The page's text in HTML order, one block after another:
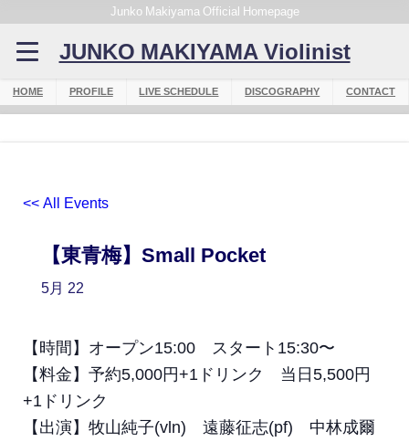
Junko Makiyama Official Homepage
JUNKO MAKIYAMA Violinist
HOME PROFILE LIVE SCHEDULE DISCOGRAPHY CONTACT
<< All Events
【東青梅】Small Pocket
5月 22
【時間】オープン15:00 スタート15:30〜
【料金】予約5,000円+1ドリンク 当日5,500円
+1ドリンク
【出演】牧山純子(vln) 遠藤征志(pf) 中林成爾